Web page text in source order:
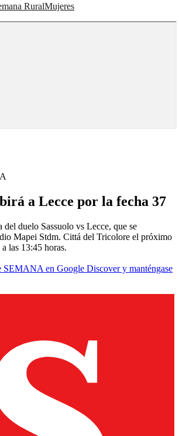
RuralMujeres
a Lecce por la fecha 37
del duelo Sassuolo vs Lecce, que se
Mapei Stdm. Cittá del Tricolore el próximo
las 13:45 horas.
SEMANA en Google Discover y manténgase